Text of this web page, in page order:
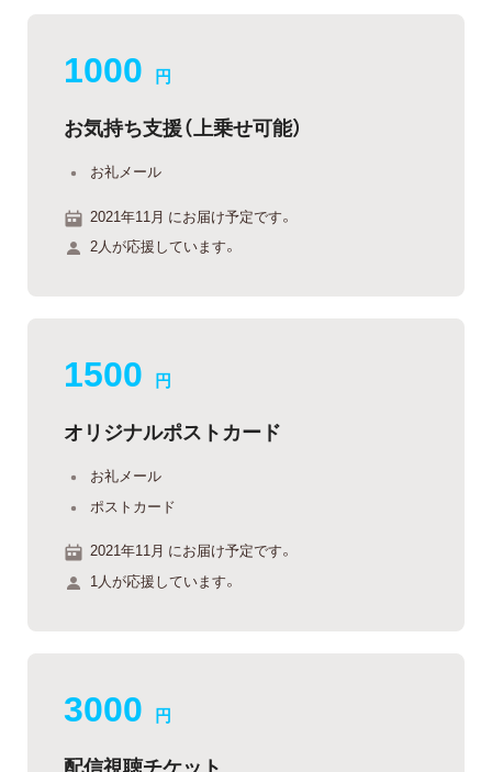
1000 円
お気持ち支援（上乗せ可能）
お礼メール
2021年11月 にお届け予定です。
2人が応援しています。
1500 円
オリジナルポストカード
お礼メール
ポストカード
2021年11月 にお届け予定です。
1人が応援しています。
3000 円
配信視聴チケット